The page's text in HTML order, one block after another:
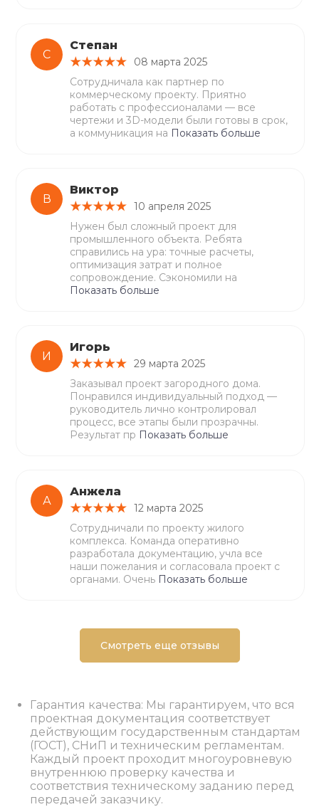
С
Степан
08 марта 2025
Сотрудничала как партнер по
коммерческому проекту. Приятно
работать с профессионалами — все
чертежи и 3D-модели были готовы в срок,
а коммуникация на Показать больше
В
Виктор
10 апреля 2025
Нужен был сложный проект для
промышленного объекта. Ребята
справились на ура: точные расчеты,
оптимизация затрат и полное
сопровождение. Сэкономили на
Показать больше
И
Игорь
29 марта 2025
Заказывал проект загородного дома.
Понравился индивидуальный подход —
руководитель лично контролировал
процесс, все этапы были прозрачны.
Результат пр Показать больше
А
Анжела
12 марта 2025
Сотрудничали по проекту жилого
комплекса. Команда оперативно
разработала документацию, учла все
наши пожелания и согласовала проект с
органами. Очень Показать больше
Смотреть еще отзывы
Гарантия качества: Мы гарантируем, что вся
проектная документация соответствует
действующим государственным стандартам
(ГОСТ), СНиП и техническим регламентам.
Каждый проект проходит многоуровневую
внутреннюю проверку качества и
соответствия техническому заданию перед
передачей заказчику.